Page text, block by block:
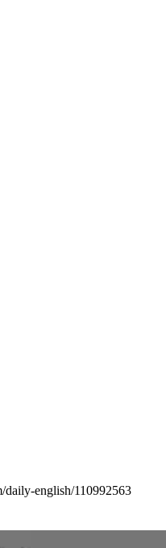
daily-english/110992563